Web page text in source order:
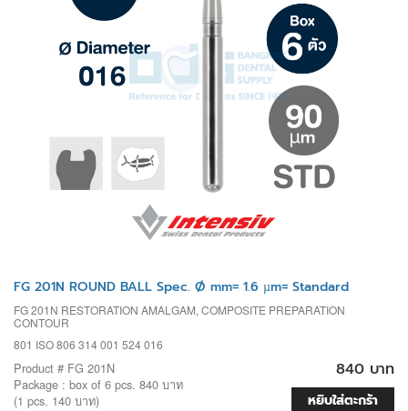
FG 201N ROUND BALL Spec. Ø mm= 1.6 µm= Standard
FG 201N RESTORATION AMALGAM, COMPOSITE PREPARATION
CONTOUR
801 ISO 806 314 001 524 016
Product # FG 201N
Package : box of 6 pcs. 840 บาท
(1 pcs. 140 บาท)
840 บาท
หยิบใส่ตะกร้า